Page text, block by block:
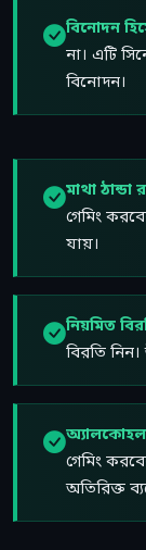
বিনোদন
না। এটি
বিনোদন।
মাথা ঠান্ডা
গেমিং
যায়।
নিয়মিত
বিরতি
গেমিং
অতিরিক্ত